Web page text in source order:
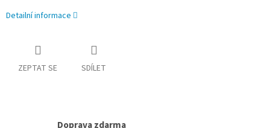
Detailní informace
ZEPTAT SE SDÍLET
Doprava zdarma